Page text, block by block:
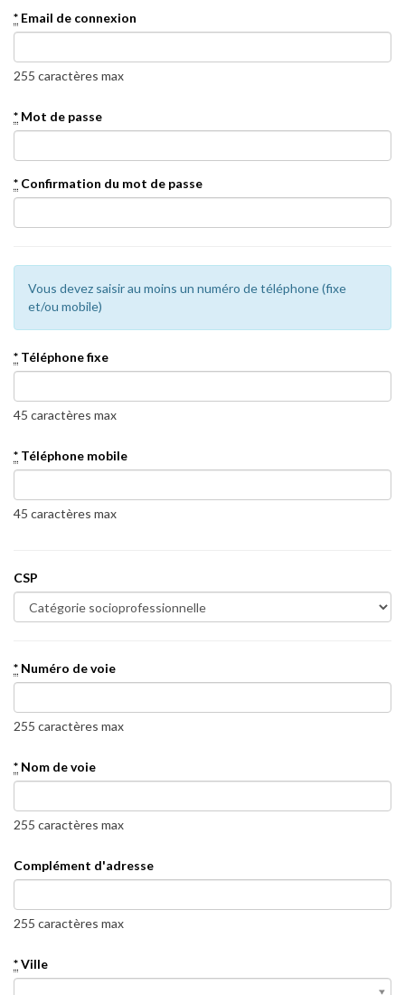
* Email de connexion
255 caractères max
* Mot de passe
* Confirmation du mot de passe
Vous devez saisir au moins un numéro de téléphone (fixe
et/ou mobile)
* Téléphone fixe
45 caractères max
* Téléphone mobile
45 caractères max
CSP
* Numéro de voie
255 caractères max
* Nom de voie
255 caractères max
Complément d'adresse
255 caractères max
*Ville